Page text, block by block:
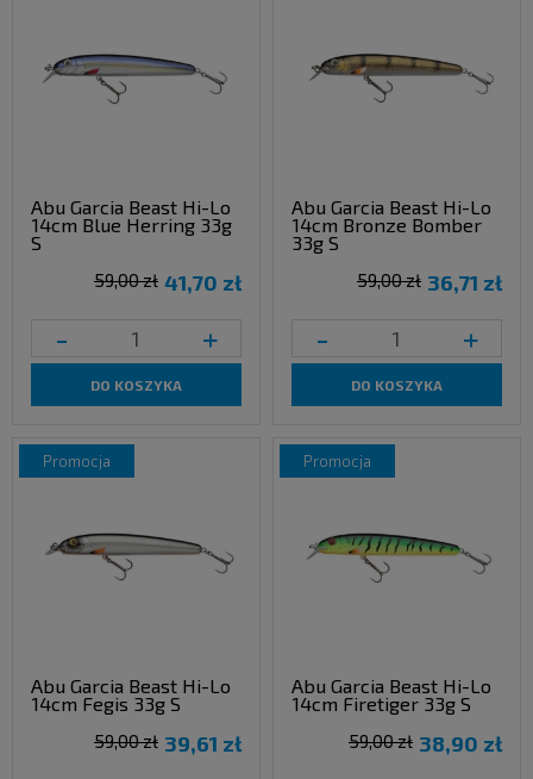
Abu Garcia Beast Hi-Lo
14cm Blue Herring 33g
S
41,70 zł
59,00 zł
- +
DO KOSZYKA
Abu Garcia Beast Hi-Lo
14cm Bronze Bomber
33g S
36,71 zł
59,00 zł
- +
DO KOSZYKA
Abu Garcia Beast Hi-Lo
14cm Fegis 33g S
39,61 zł
59,00 zł
promocja
Abu Garcia Beast Hi-Lo
14cm Firetiger 33g S
38,90 zł
59,00 zł
promocja